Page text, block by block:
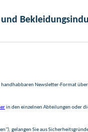
Newsletter-Format über
in den einzelnen Abteilungen oder
gelangen Sie aus